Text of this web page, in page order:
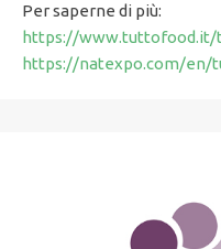
Per saperne di più:
https://
https://natexpo.com/en/